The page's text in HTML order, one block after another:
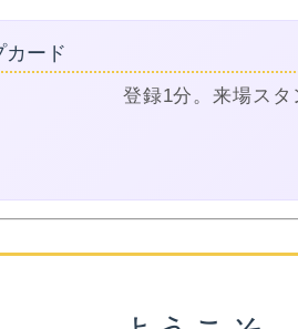
カード
登録1分。来場ス